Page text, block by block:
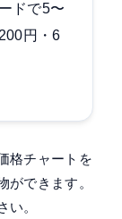
ドで5〜
円・6
格チャートを
できます。
い。